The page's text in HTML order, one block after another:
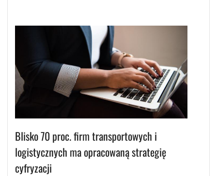
Blisko 70 proc. firm transportowych i
logistycznych ma opracowaną strategię
cyfryzacji